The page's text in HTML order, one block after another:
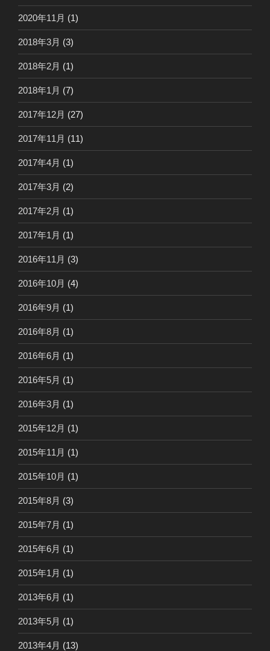
2020年11月 (1)
2018年3月 (3)
2018年2月 (1)
2018年1月 (7)
2017年12月 (27)
2017年11月 (11)
2017年4月 (1)
2017年3月 (2)
2017年2月 (1)
2017年1月 (1)
2016年11月 (3)
2016年10月 (4)
2016年9月 (1)
2016年8月 (1)
2016年6月 (1)
2016年5月 (1)
2016年3月 (1)
2015年12月 (1)
2015年11月 (1)
2015年10月 (1)
2015年8月 (3)
2015年7月 (1)
2015年6月 (1)
2015年1月 (1)
2013年6月 (1)
2013年5月 (1)
2013年4月 (13)